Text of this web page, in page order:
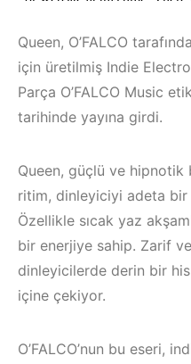
Queen, O’FALCO
için üretilmiş Indie
Parça O’FALCO Music
tarihinde yayına girdi.
Queen, güçlü ve hipnotik
ritim, dinleyiciyi adeta
Özellikle sıcak yaz
bir enerjiye sahip. Zarif
dinleyicilerde derin bir
içine çekiyor.
O’FALCO’nun bu eseri,